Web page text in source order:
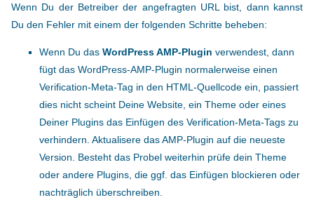
Wenn Du der Betreiber der angefragten URL bist, dann kannst
Du den Fehler mit einem der folgenden Schritte beheben:
Wenn Du das WordPress AMP-Plugin verwendest, dann
fügt das WordPress-AMP-Plugin normalerweise einen
Verification-Meta-Tag in den HTML-Quellcode ein, passiert
dies nicht scheint Deine Website, ein Theme oder eines
Deiner Plugins das Einfügen des Verification-Meta-Tags zu
verhindern. Aktualisere das AMP-Plugin auf die neueste
Version. Besteht das Probel weiterhin prüfe dein Theme
oder andere Plugins, die ggf. das Einfügen blockieren oder
nachträglich überschreiben.